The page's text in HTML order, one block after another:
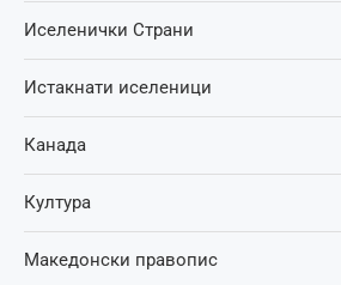
Иселенички Страни
Истакнати иселеници
Канада
Култура
Македонски правопис